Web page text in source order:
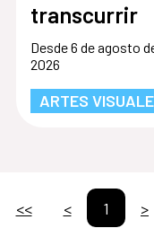
transcurrir
Desde 6 de agosto
2026
ARTES
<< < 1 >